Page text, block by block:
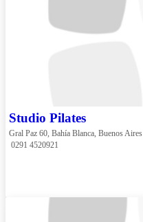
Studio Pilates
Gral Paz 60, Bahía Blanca, Buenos Aires
0291 4520921